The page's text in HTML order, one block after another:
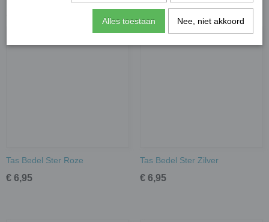
Tas Bedel Ster Roze
€ 6,95
Tas Bedel Ster Zilver
€ 6,95
Alles toestaan Nee, niet akkoord